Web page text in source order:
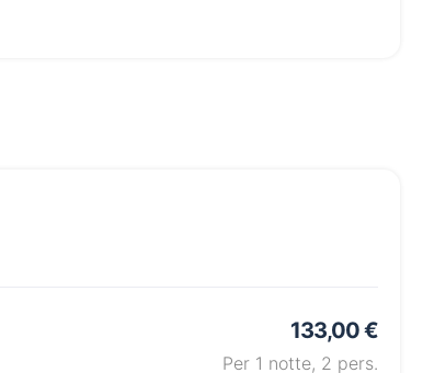
133,00 €
Per 1 notte, 2 pers.